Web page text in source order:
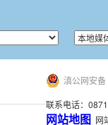
滇公网安
联系电话：
网站地图 网